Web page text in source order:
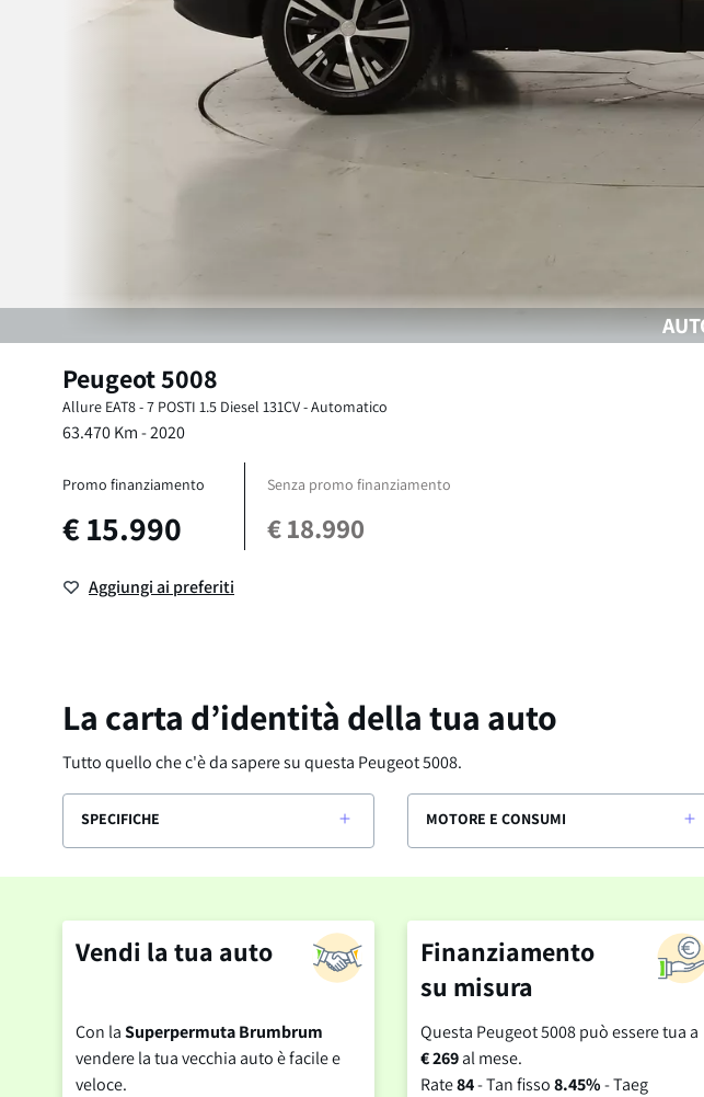
Peugeot5008
Allure EAT8 - 7 POSTI 1.5 Diesel 131CV-Automatico
63.470Km -2020
Promo finanziamento
€15.990
Senza promo finanziamento
€18.990
Aggiungi ai preferiti
La carta d’identità della tua auto
Tutto quello che c'è da sapere su questa Peugeot 5008.
SPECIFICHE MOTORE E CONSUMI
Vendi la tua auto
Con laSuperpermuta Brumbrum
vendere la tua vecchia auto è facile e
veloce.
Finanziamento
su misura
Questa Peugeot 5008 può essere tua a
€ 269al mese.
Rate84- Tan fisso8.45%- Taeg